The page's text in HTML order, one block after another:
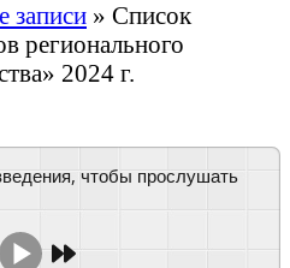
записи » Список
регионального
2024 г.